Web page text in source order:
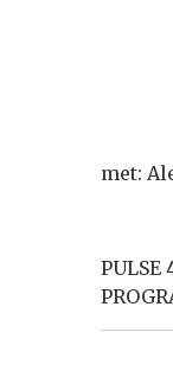
met:
PULSE